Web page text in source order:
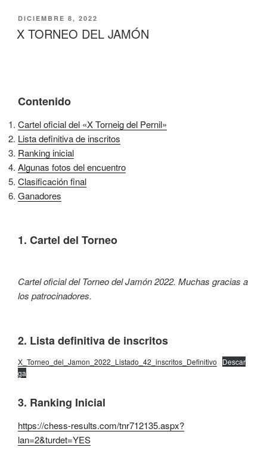
PUBLICADO
EL
DICIEMBRE 8, 2022
X TORNEO DEL JAMÓN
Contenido
Cartel oficial del «X Torneig del Pernil»
Lista definitiva de inscritos
Ranking inicial
Algunas fotos del encuentro
Clasificación final
Ganadores
1. Cartel del Torneo
Cartel oficial del Torneo del Jamón 2022. Muchas gracias a
los patrocinadores.
2. Lista definitiva de inscritos
X_Torneo_del_Jamon_2022_Listado_42_inscritos_Definitivo
Descar
ga
3. Ranking Inicial
https://chess-results.com/tnr712135.aspx?
lan=2&turdet=YES